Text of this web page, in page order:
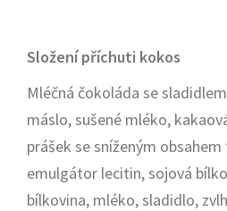
Složení příchuti kokos
Mléčná čokoláda se
máslo, sušené mléko,
prášek se sníženým obsahem
emulgátor lecitin, sojová
bílkovina, mléko, sladidlo,